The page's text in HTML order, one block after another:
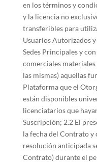
en los términos y
y la licencia no
transferibles para
Usuarios Autorizados
Sedes Principales y
comerciales
las mismas) aquellas
Plataforma que el
están disponibles
licenciatarios que
Suscripción; 2.2 El
la fecha del Contrato y
resolución anticipada
Contrato) durante el